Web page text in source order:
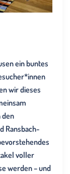
ein buntes
wir dieses
den
Ransbach-
voller
werden – und